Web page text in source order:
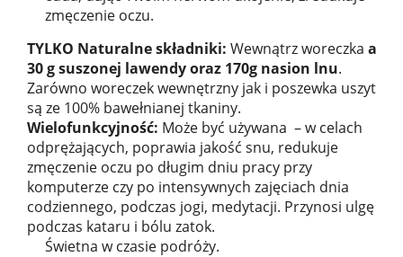
zmęczenie oczu.
TYLKO Naturalne składniki: Wewnątrz woreczka aż
30 g suszonej lawendy oraz 170g nasion lnu.
Zarówno woreczek wewnętrzny jak i poszewka uszyte
są ze 100% bawełnianej tkaniny.
Wielofunkcyjność: Może być używana – w celach
odprężających, poprawia jakość snu, redukuje
zmęczenie oczu po długim dniu pracy przy
komputerze czy po intensywnych zajęciach dnia
codziennego, podczas jogi, medytacji. Przynosi ulgę
podczas kataru i bólu zatok.
Świetna w czasie podróży.